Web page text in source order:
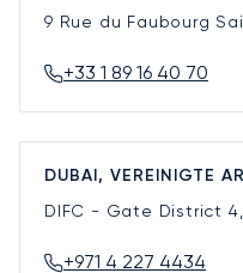
9 Rue du Faubourg
+33 1 89 16 40 70
DUBAI, VEREINIGTE
DIFC - Gate District
+971 4 227 4434